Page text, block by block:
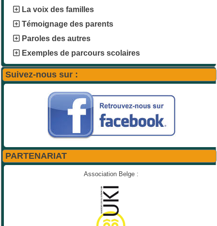
La voix des familles
Témoignage des parents
Paroles des autres
Exemples de parcours scolaires
Suivez-nous sur :
PARTENARIAT
Association Belge :